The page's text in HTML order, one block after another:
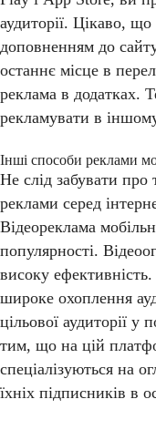
аудиторії. Цікаво,
доповненням до
останнє місце в
реклама в додатках.
рекламувати в
Інші способи реклами
Не слід забувати
реклами серед
Відеореклама
популярності.
високу
широке охоплення
цільової аудиторії у
тим, що на цій
спеціалізуються на
їхніх підписників в